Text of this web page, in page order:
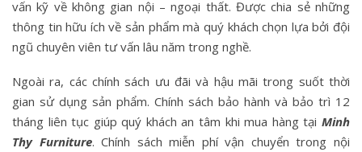
vấn kỹ về không gian nội – ngoại thất. Được chia sẻ những
thông tin hữu ích về sản phẩm mà quý khách chọn lựa bởi đội
ngũ chuyên viên tư vấn lâu năm trong nghề.
Ngoài ra, các chính sách ưu đãi và hậu mãi trong suốt thời
gian sử dụng sản phẩm. Chính sách bảo hành và bảo trì 12
tháng liên tục giúp quý khách an tâm khi mua hàng tại Minh
Thy Furniture. Chính sách miễn phí vận chuyển trong nội